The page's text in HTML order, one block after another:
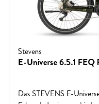
Stevens
E-Universe 6.5.1 FEQ
Das STEVENS E-